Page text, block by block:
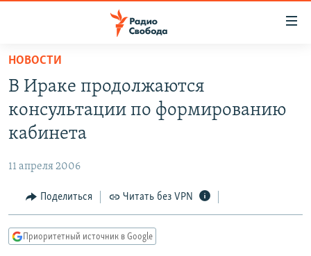
упрощенного
доступа
основному
Вернутся
Вернутся
ПОДКАСТЫ
АВТОРСКИЕ ПРОЕКТЫ
МНЕНИЯ
КУЛЬТУРА
КАВКАЗ.РЕАЛИИ
НОВОСТИ
В Ираке продолжаются
консультации по формированию
кабинета
11 апреля 2006
Поделиться Читать без VPN
Приоритетный источник в Google